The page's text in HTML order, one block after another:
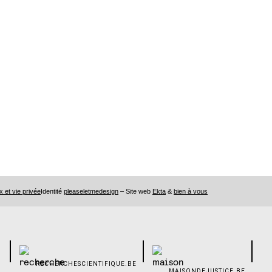
et vie privéeIdentité pleaseletmedesign – Site web Ekta & bien à vous
RECHERCHESCIENTIFIQUE.BE